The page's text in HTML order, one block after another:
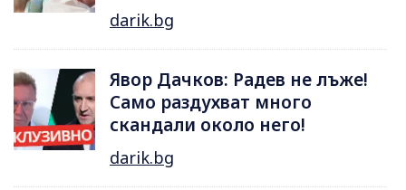
darik.bg
Явор Дачков: Радев не лъже!
Само раздухват много
скандали около него!
darik.bg